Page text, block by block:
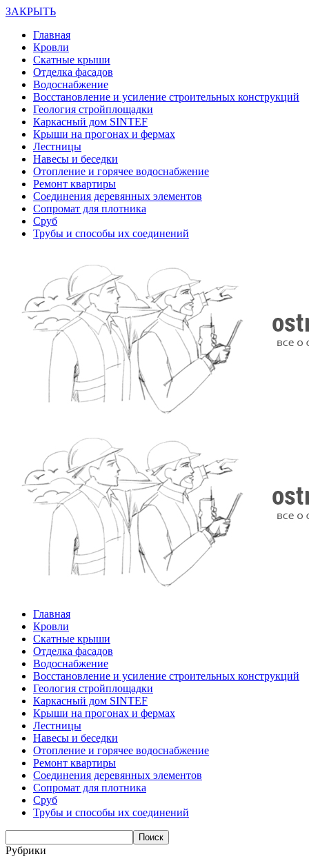
ЗАКРЫТЬ
Главная
Кровли
Скатные крыши
Отделка фасадов
Водоснабжение
Восстановление и усиление строительных конструкций
Геология стройплощадки
Каркасный дом SINTEF
Крыши на прогонах и фермах
Лестницы
Навесы и беседки
Отопление и горячее водоснабжение
Ремонт квартиры
Соединения деревянных элементов
Сопромат для плотника
Сруб
Трубы и способы их соединений
Главная
Кровли
Скатные крыши
Отделка фасадов
Водоснабжение
Восстановление и усиление строительных конструкций
Геология стройплощадки
Каркасный дом SINTEF
Крыши на прогонах и фермах
Лестницы
Навесы и беседки
Отопление и горячее водоснабжение
Ремонт квартиры
Соединения деревянных элементов
Сопромат для плотника
Сруб
Трубы и способы их соединений
Рубрики